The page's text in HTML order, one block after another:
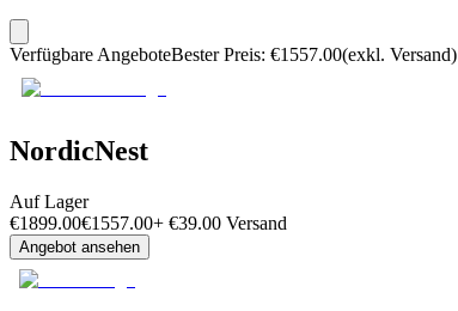
Verfügbare AngeboteBester Preis: €1557.00(exkl. Versand)
NordicNest
Auf Lager
€1899.00€1557.00+ €39.00 Versand
Angebot ansehen